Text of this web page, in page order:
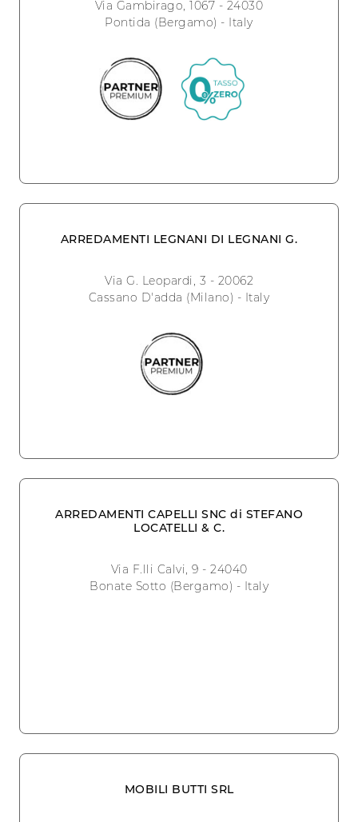
Via Gambirago, 1067 - 24030
Pontida (Bergamo) - Italy
ARREDAMENTI LEGNANI DI LEGNANI G.
Via G. Leopardi, 3 - 20062
Cassano D'adda (Milano) - Italy
ARREDAMENTI CAPELLI SNC di STEFANO
LOCATELLI & C.
Via F.lli Calvi, 9 - 24040
Bonate Sotto (Bergamo) - Italy
MOBILI BUTTI SRL